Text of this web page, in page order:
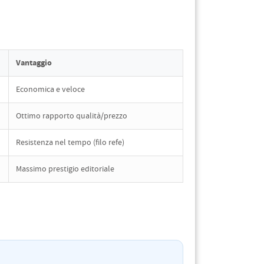
Vantaggio
Economica e veloce
Ottimo rapporto qualità/prezzo
Resistenza nel tempo (filo refe)
Massimo prestigio editoriale